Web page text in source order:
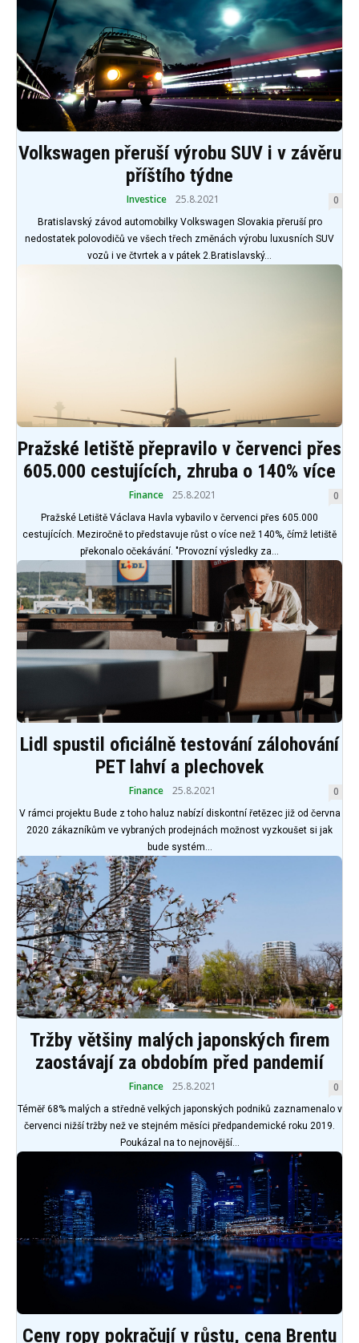
Volkswagen přeruší výrobu SUV i v závěru
příštího týdne
Investice 25.8.2021 0
Bratislavský závod automobilky Volkswagen Slovakia přeruší pro
nedostatek polovodičů ve všech třech změnách výrobu luxusních SUV
vozů i ve čtvrtek a v pátek 2.Bratislavský...
Pražské letiště přepravilo v červenci přes
605.000 cestujících, zhruba o 140% více
Finance 25.8.2021 0
Pražské Letiště Václava Havla vybavilo v červenci přes 605.000
cestujících. Meziročně to představuje růst o více než 140%, čímž letiště
překonalo očekávání. "Provozní výsledky za...
Lidl spustil oficiálně testování zálohování
PET lahví a plechovek
Finance 25.8.2021 0
V rámci projektu Bude z toho haluz nabízí diskontní řetězec již od června
2020 zákazníkům ve vybraných prodejnách možnost vyzkoušet si jak
bude systém...
Tržby většiny malých japonských firem
zaostávají za obdobím před pandemií
Finance 25.8.2021 0
Téměř 68% malých a středně velkých japonských podniků zaznamenalo v
červenci nižší tržby než ve stejném měsíci předpandemické roku 2019.
Poukázal na to nejnovější...
Ceny ropy pokračují v růstu, cena Brentu